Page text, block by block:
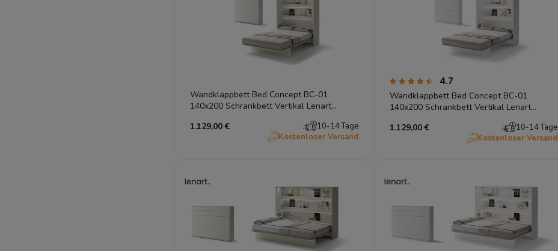
Wandklappbett Bed Concept BC-01
140x200 Schrankbett Vertikal Lenart
1.129,00 €
10-14 Tage
Kostenloser Versand
4.7
Wandklappbett Bed Concept BC-01
140x200 Schrankbett Vertikal Lenart
1.129,00 €
10-14 Tage
Kostenloser Versand